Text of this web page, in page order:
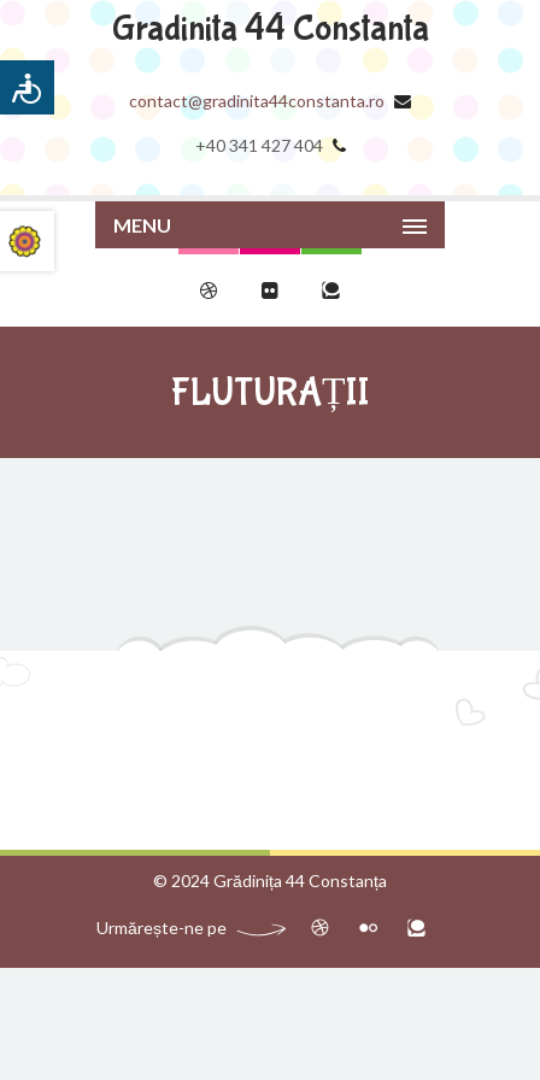
Gradinita 44 Constanta
contact@gradinita44constanta.ro
+40 341 427 404
MENU
FLUTURAȚII
© 2024 Grădinița 44 Constanța
Urmărește-ne pe